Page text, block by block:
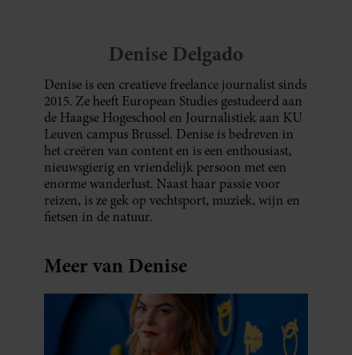
Denise Delgado
Denise is een creatieve freelance journalist sinds
2015. Ze heeft European Studies gestudeerd aan
de Haagse Hogeschool en Journalistiek aan KU
Leuven campus Brussel. Denise is bedreven in
het creëren van content en is een enthousiast,
nieuwsgierig en vriendelijk persoon met een
enorme wanderlust. Naast haar passie voor
reizen, is ze gek op vechtsport, muziek, wijn en
fietsen in de natuur.
Meer van Denise